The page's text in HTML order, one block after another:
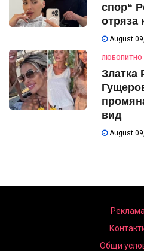
спор“
отряза
August
ЛЮБОПИТНО
Златка
вид
August
Реклама
Общи